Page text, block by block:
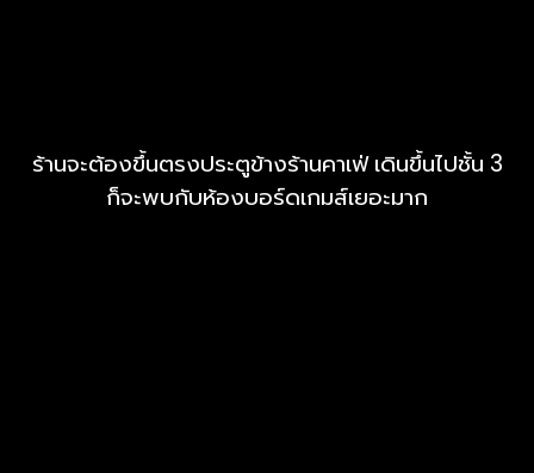
ร้านจะต้องขึ้นตรงประตูข้างร้านคาเฟ่ เดินขึ้นไปชั้น 3
ก็จะพบกับห้องบอร์ดเกมส์เยอะมาก